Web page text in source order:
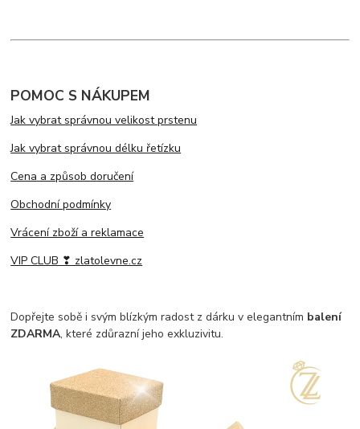
POMOC S NÁKUPEM
Jak vybrat správnou velikost prstenu
Jak vybrat správnou délku řetízku
Cena a způsob doručení
Obchodní podmínky
Vrácení zboží a reklamace
VIP CLUB ❣ zlatolevne.cz
Dopřejte sobě i svým blízkým radost z dárku v elegantním balení
ZDARMA, které zdůrazní jeho exkluzivitu.